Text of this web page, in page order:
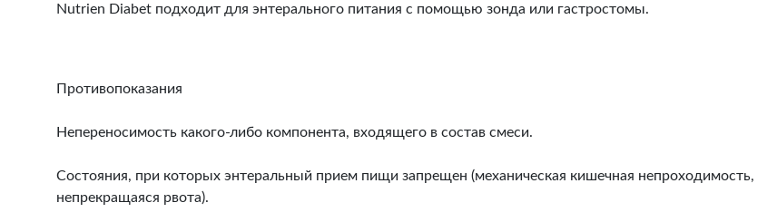
Nutrien Diabet подходит для энтерального питания с помощью зонда или гастростомы.
Противопоказания
Непереносимость какого-либо компонента, входящего в состав смеси.
Состояния, при которых энтеральный прием пищи запрещен (механическая кишечная непроходимость,
непрекращаяся рвота).